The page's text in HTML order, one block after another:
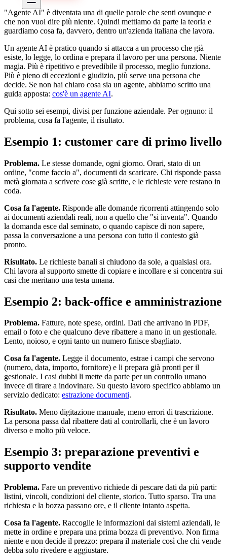
"Agente AI" è diventata una di quelle parole che senti ovunque e
che non vuol dire più niente. Quindi mettiamo da parte la teoria e
guardiamo cosa fa, davvero, dentro un'azienda italiana che lavora.
Un agente AI è pratico quando si attacca a un processo che già
esiste, lo legge, lo ordina e prepara il lavoro per una persona. Niente
magia. Più è ripetitivo e prevedibile il processo, meglio funziona.
Più è pieno di eccezioni e giudizio, più serve una persona che
decide. Se non hai chiaro cosa sia un agente, abbiamo scritto una
guida apposta: cos'è un agente AI.
Qui sotto sei esempi, divisi per funzione aziendale. Per ognuno: il
problema, cosa fa l'agente, il risultato.
Esempio 1: customer care di primo livello
Problema. Le stesse domande, ogni giorno. Orari, stato di un
ordine, "come faccio a", documenti da scaricare. Chi risponde passa
metà giornata a scrivere cose già scritte, e le richieste vere restano in
coda.
Cosa fa l'agente. Risponde alle domande ricorrenti attingendo solo
ai documenti aziendali reali, non a quello che "si inventa". Quando
la domanda esce dal seminato, o quando capisce di non sapere,
passa la conversazione a una persona con tutto il contesto già
pronto.
Risultato. Le richieste banali si chiudono da sole, a qualsiasi ora.
Chi lavora al supporto smette di copiare e incollare e si concentra sui
casi che meritano una testa umana.
Esempio 2: back-office e amministrazione
Problema. Fatture, note spese, ordini. Dati che arrivano in PDF,
email o foto e che qualcuno deve ribattere a mano in un gestionale.
Lento, noioso, e ogni tanto un numero finisce sbagliato.
Cosa fa l'agente. Legge il documento, estrae i campi che servono
(numero, data, importo, fornitore) e li prepara già pronti per il
gestionale. I casi dubbi li mette da parte per un controllo umano
invece di tirare a indovinare. Su questo lavoro specifico abbiamo un
servizio dedicato: estrazione documenti.
Risultato. Meno digitazione manuale, meno errori di trascrizione.
La persona passa dal ribattere dati al controllarli, che è un lavoro
diverso e molto più veloce.
Esempio 3: preparazione preventivi e
supporto vendite
Problema. Fare un preventivo richiede di pescare dati da più parti:
listini, vincoli, condizioni del cliente, storico. Tutto sparso. Tra una
richiesta e la bozza passano ore, e il cliente intanto aspetta.
Cosa fa l'agente. Raccoglie le informazioni dai sistemi aziendali, le
mette in ordine e prepara una prima bozza di preventivo. Non firma
niente e non decide il prezzo: prepara il materiale così che chi vende
debba solo rivedere e aggiustare.